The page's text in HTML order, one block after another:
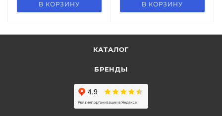
В КОРЗИНУ В КОРЗИНУ
КАТАЛОГ
БРЕНДЫ